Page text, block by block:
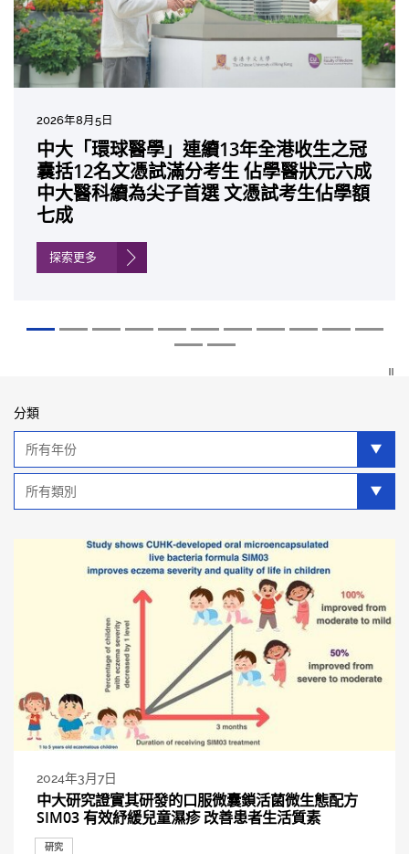
2026年8月5日
中大「環球醫學」連續13年全港收生之冠
囊括12名文憑試滿分考生 佔學醫狀元六成
中大醫科續為尖子首選 文憑試考生佔學額
七成
探索更多
2026年7月27日
中大成立嶄新 ITECH醫療科技評估平台 推
動健康經濟分析及價值醫療
2026年7月10日
中大研發「AI-OCT」系統助測糖尿黃斑水
腫 假陽性轉介個案銳減六成 縮短患者輪
候診症時間
2026年7月10日
中大黃秀娟教授獲頒中國工程界最高榮譽
「光華工程科技獎」 成為今屆醫藥衞生領
域唯一香港學者
2026年7月7日
中大新設「香港中文大學鳳凰獎學金」嘉
許公開試狀元 鼓勵學醫狀元走出課堂放眼
世界 裝備21世紀妙手仁醫
2026年6月29日
中大全新一站式PGT-Plus方案 精準辨識
傳統檢測中複雜基因異常「盲點」 降低人
工受孕流產及異常妊娠風險
2026年6月22日
中大發現青光眼治療新靶點 小鼠實驗證實
可恢復七成視力 有助開創嶄新神經保護療
法
2026年6月17日
中大成功拆解肝癌免疫治療耐藥性機制 揭
一種免疫細胞具「除廢餵食」新功能助癌
細胞耐藥性
2026年6月10日
中大與多名全球專家共同牽頭跨國肺癌研
究 逾半晚期ALK陽性肺癌病人七年無惡化
因特定基因異常而引起的肺癌有望變成
「慢性病」 患者可與病共存
探索更多
2026年6月5日
中大教授陳重娥獲頒「清野裕傑出領袖
獎」 成為本港首名學者榮膺亞洲糖尿病教
研最高榮譽
2026年6月2日
中大匯聚逾200位區域專家 探討私人醫療
保險如何推動全民健康覆蓋
探索更多
2026年5月19日
中大張源津醫生成首位亞洲研究員 榮獲國
際泌尿科權威獎項John K. Lattimer 講座
獎
2026年5月14日
中大取得「從實驗室到臨床應用」研究突
破 初步證實GLP-1藥物可改善嚴重中風康
復情況
分類
類
2024年3月7日
中大研究證實其研發的口服微囊鎖活菌微生態配方
SIM03 有效紓緩兒童濕疹 改善患者生活質素
研究